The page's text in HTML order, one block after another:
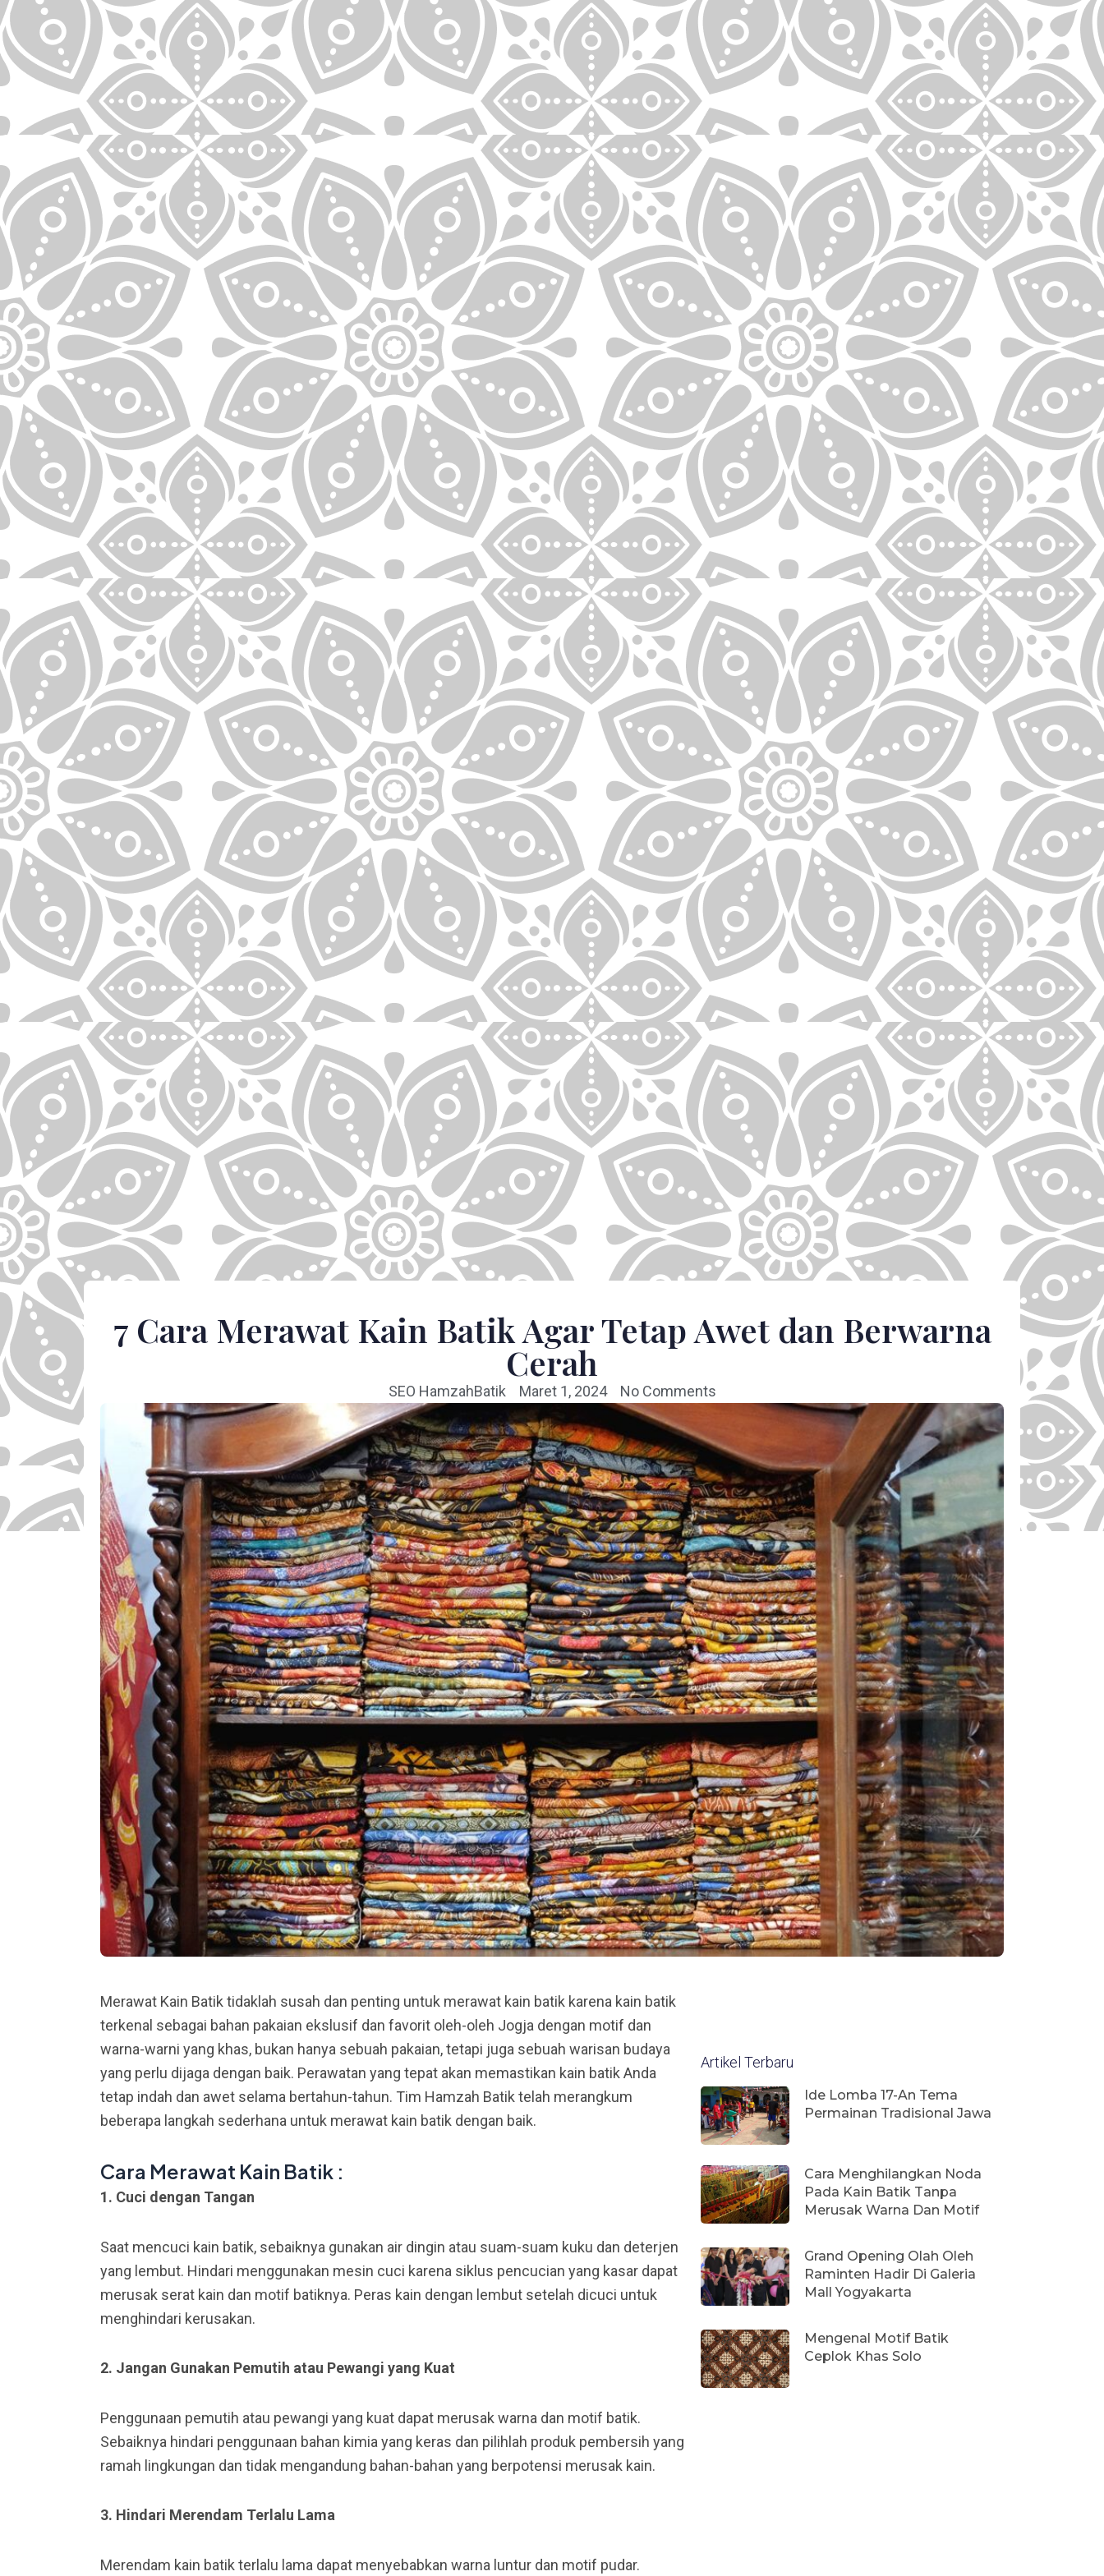
7 Cara Merawat Kain Batik Agar Tetap Awet dan Berwarna
Cerah
SEO HamzahBatik Maret 1, 2024 No Comments
Merawat Kain Batik tidaklah susah dan penting untuk merawat kain batik karena kain batik
terkenal sebagai bahan pakaian ekslusif dan favorit oleh-oleh Jogja dengan motif dan
warna-warni yang khas, bukan hanya sebuah pakaian, tetapi juga sebuah warisan budaya
yang perlu dijaga dengan baik. Perawatan yang tepat akan memastikan kain batik Anda
tetap indah dan awet selama bertahun-tahun. Tim Hamzah Batik telah merangkum
beberapa langkah sederhana untuk merawat kain batik dengan baik.
Cara Merawat Kain Batik :
1. Cuci dengan Tangan
Saat mencuci kain batik, sebaiknya gunakan air dingin atau suam-suam kuku dan deterjen
yang lembut. Hindari menggunakan mesin cuci karena siklus pencucian yang kasar dapat
merusak serat kain dan motif batiknya. Peras kain dengan lembut setelah dicuci untuk
menghindari kerusakan.
2. Jangan Gunakan Pemutih atau Pewangi yang Kuat
Penggunaan pemutih atau pewangi yang kuat dapat merusak warna dan motif batik.
Sebaiknya hindari penggunaan bahan kimia yang keras dan pilihlah produk pembersih yang
ramah lingkungan dan tidak mengandung bahan-bahan yang berpotensi merusak kain.
3. Hindari Merendam Terlalu Lama
Merendam kain batik terlalu lama dapat menyebabkan warna luntur dan motif pudar.
Artikel Terbaru
Ide Lomba 17-An Tema
Permainan Tradisional Jawa
Cara Menghilangkan Noda
Pada Kain Batik Tanpa
Merusak Warna Dan Motif
Grand Opening Olah Oleh
Raminten Hadir Di Galeria
Mall Yogyakarta
Mengenal Motif Batik
Ceplok Khas Solo